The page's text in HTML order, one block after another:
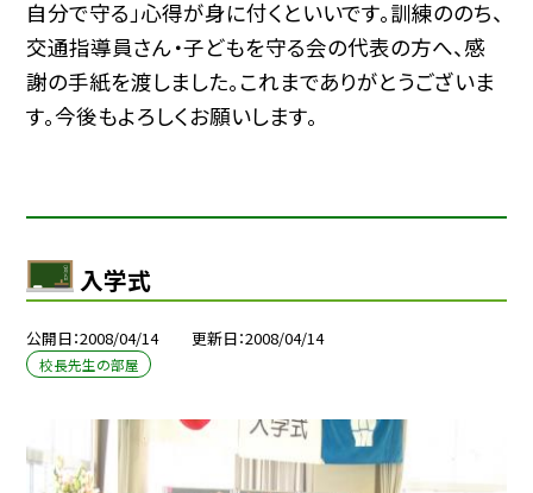
自分で守る」心得が身に付くといいです。訓練ののち、
交通指導員さん・子どもを守る会の代表の方へ、感
謝の手紙を渡しました。これまでありがとうございま
す。今後もよろしくお願いします。
入学式
公開日 2008/04/14 更新日 2008/04/14
校長先生の部屋